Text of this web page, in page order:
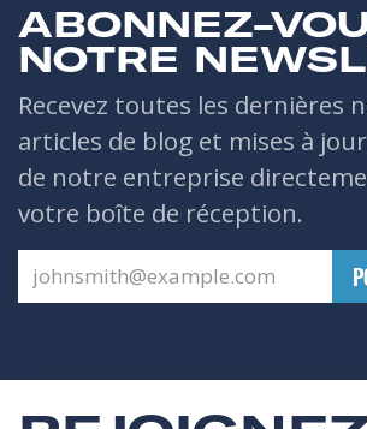
ABONNEZ-
NOTRE
Recevez toutes les dernières
articles de blog et mises à
de notre entreprise
votre boîte de réception.